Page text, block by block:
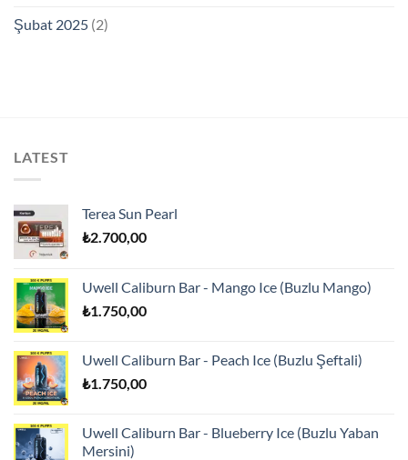
Şubat 2025 (2)
LATEST
Terea Sun Pearl
₺2.700,00
Uwell Caliburn Bar - Mango Ice (Buzlu Mango)
₺1.750,00
Uwell Caliburn Bar - Peach Ice (Buzlu Şeftali)
₺1.750,00
Uwell Caliburn Bar - Blueberry Ice (Buzlu Yaban
Mersini)